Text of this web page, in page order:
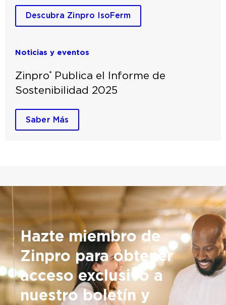
Descubra Zinpro IsoFerm
Noticias y eventos
Zinpro®
Publica el Informe de
Sostenibilidad 2025
Saber Más
Hazte miembro de
Zinpro para obtener
acceso exclusivo a
nuestro boletín y